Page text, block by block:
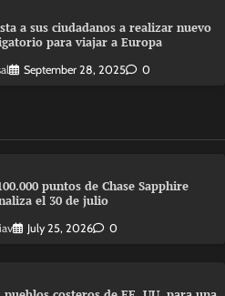
a sus ciudadanos a realizar nuevo
para viajar a Europa
September 28, 2025 0
puntos de Chase Sapphire
el 30 de julio
July 25, 2026 0